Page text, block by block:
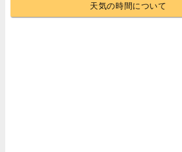
天気の時間について